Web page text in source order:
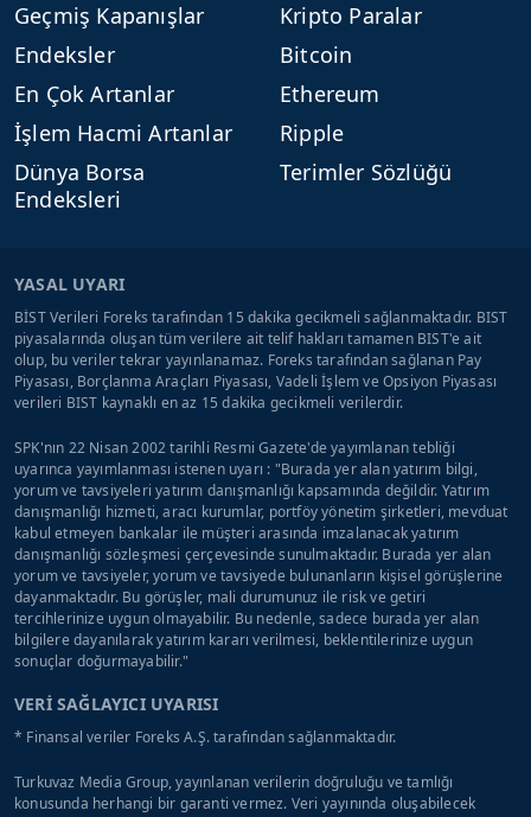
Geçmiş Kapanışlar
Endeksler
En Çok Artanlar
İşlem Hacmi Artanlar
Dünya Borsa
Endeksleri
Kripto Paralar
Bitcoin
Ethereum
Ripple
Terimler Sözlüğü
YASAL UYARI
BİST Verileri Foreks tarafından 15 dakika gecikmeli sağlanmaktadır. BIST
piyasalarında oluşan tüm verilere ait telif hakları tamamen BIST'e ait
olup, bu veriler tekrar yayınlanamaz. Foreks tarafından sağlanan Pay
Piyasası, Borçlanma Araçları Piyasası, Vadeli İşlem ve Opsiyon Piyasası
verileri BIST kaynaklı en az 15 dakika gecikmeli verilerdir.
SPK'nın 22 Nisan 2002 tarihli Resmi Gazete'de yayımlanan tebliği
uyarınca yayımlanması istenen uyarı : "Burada yer alan yatırım bilgi,
yorum ve tavsiyeleri yatırım danışmanlığı kapsamında değildir. Yatırım
danışmanlığı hizmeti, aracı kurumlar, portföy yönetim şirketleri, mevduat
kabul etmeyen bankalar ile müşteri arasında imzalanacak yatırım
danışmanlığı sözleşmesi çerçevesinde sunulmaktadır. Burada yer alan
yorum ve tavsiyeler, yorum ve tavsiyede bulunanların kişisel görüşlerine
dayanmaktadır. Bu görüşler, mali durumunuz ile risk ve getiri
tercihlerinize uygun olmayabilir. Bu nedenle, sadece burada yer alan
bilgilere dayanılarak yatırım kararı verilmesi, beklentilerinize uygun
sonuçlar doğurmayabilir."
VERİ SAĞLAYICI UYARISI
* Finansal veriler Foreks A.Ş. tarafından sağlanmaktadır.
Turkuvaz Media Group, yayınlanan verilerin doğruluğu ve tamlığı
konusunda herhangi bir garanti vermez. Veri yayınında oluşabilecek